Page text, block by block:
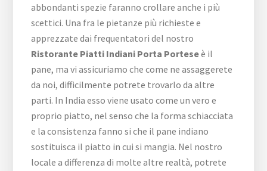
abbondanti spezie faranno crollare anche i più
scettici. Una fra le pietanze più richieste e
apprezzate dai frequentatori del nostro
Ristorante Piatti Indiani Porta Porteseè il
pane, ma vi assicuriamo che come ne assaggerete
da noi, difficilmente potrete trovarlo da altre
parti. In India esso viene usato come un vero e
proprio piatto, nel senso che la forma schiacciata
e la consistenza fanno si che il pane indiano
sostituisca il piatto in cui si mangia. Nel nostro
locale a differenza di molte altre realtà, potrete